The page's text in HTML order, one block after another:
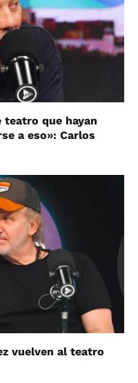
teatro que hayan
a eso»: Carlos
vuelven al teatro